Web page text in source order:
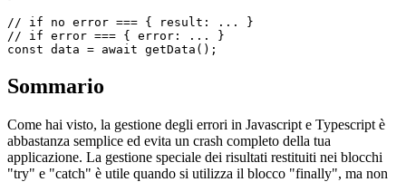
    }
  }
}
// if error === { error: ... }
Sommario
Come hai visto, la gestione degli errori in Javascript e Typescript è